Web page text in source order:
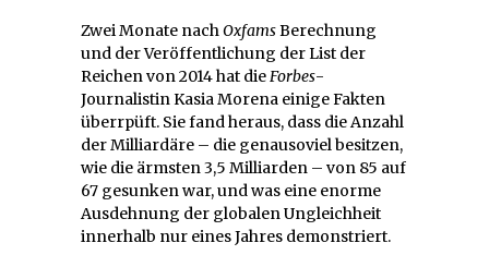
Zwei Monate nachOxfamsBerechnung
und der Veröffentlichung der List der
Reichen von 2014 hat dieForbes-
Journalistin Kasia Morena einige Fakten
überrpüft. Sie fand heraus, dass die Anzahl
der Milliardäre – die genausoviel besitzen,
wie die ärmsten 3,5 Milliarden – von 85 auf
67 gesunken war, und was eine enorme
Ausdehnung der globalen Ungleichheit
innerhalb nur eines Jahres demonstriert.